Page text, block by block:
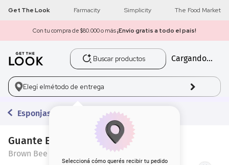
Get The Look Farmacity Simplicity The Food Market
Con tu compra de $80.000 o más¡Envío gratis a todo el país!
Buscar productos
Cargando...
Elegí elmétodo de entrega
Seleccioná cómo querés recibir tu pedido
Esponjas y Beauty Blenders
Guante Exfoliante Brown Bee x 1 un
Brown Bee
1 get the look
2 máscara pestañas
3.
5. corrector